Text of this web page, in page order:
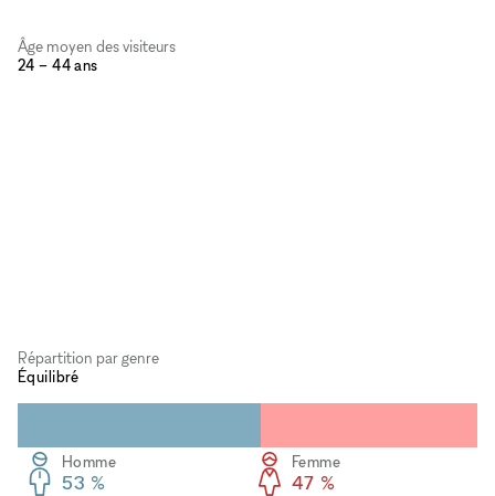
Âge moyen des visiteurs
24 – 44 ans
Répartition par genre
Équilibré
Femme
47 %
Homme
53 %